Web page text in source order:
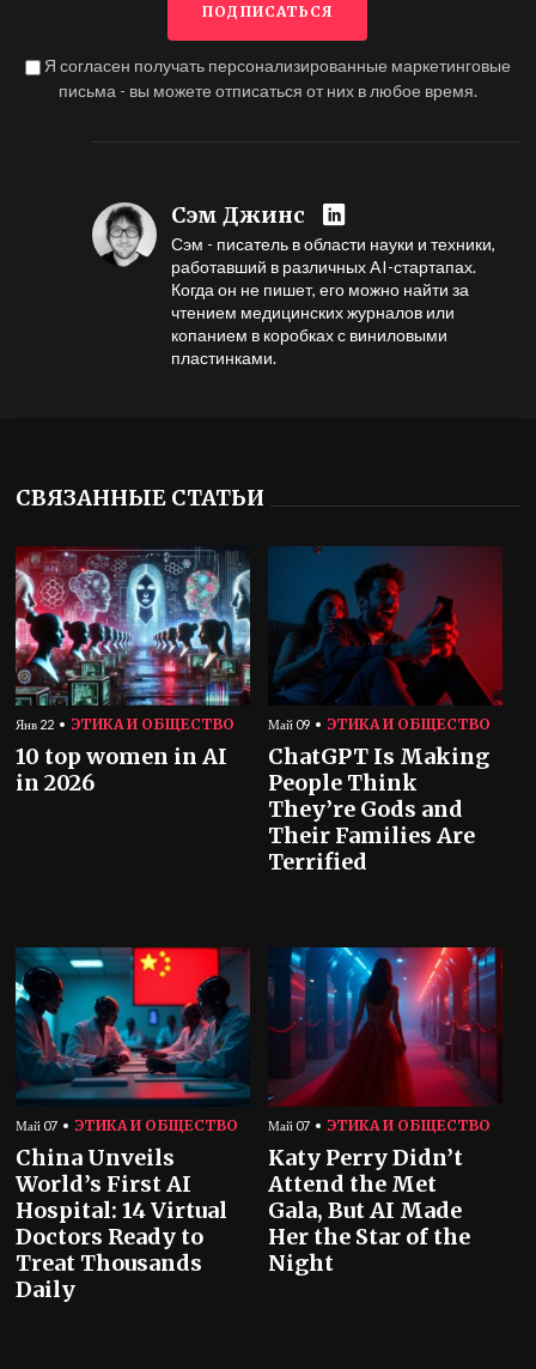
Я согласен получать персонализированные маркетинговые
письма - вы можете отписаться от них в любое время.
Сэм Джинс
Сэм - писатель в области науки и техники,
работавший в различных AI-стартапах.
Когда он не пишет, его можно найти за
чтением медицинских журналов или
копанием в коробках с виниловыми
пластинками.
СВЯЗАННЫЕ СТАТЬИ
Янв 22 ЭТИКА И ОБЩЕСТВО
10 top women in AI
in 2026
Май 09 ЭТИКА И ОБЩЕСТВО
ChatGPT Is Making
People Think
They’re Gods and
Their Families Are
Terrified
Май 07 ЭТИКА И ОБЩЕСТВО
China Unveils
World’s First AI
Hospital: 14 Virtual
Doctors Ready to
Treat Thousands
Daily
Май 07 ЭТИКА И ОБЩЕСТВО
Katy Perry Didn’t
Attend the Met
Gala, But AI Made
Her the Star of the
Night